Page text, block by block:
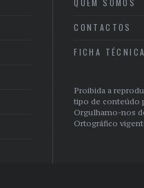
QUEM SOMOS
CONTACTOS
FICHA TÉCNICA
Proibida a
tipo de conteúdo
Orgulhamo-nos
Ortográfico